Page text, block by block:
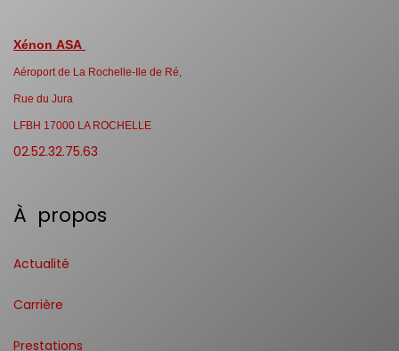
Xénon ASA
Aéroport de La Rochelle-Ile de Ré,
Rue du Jura
LFBH 17000 LA ROCHELLE
02.52.32.75.63
À propos
Actualité
Carrière
Prestations